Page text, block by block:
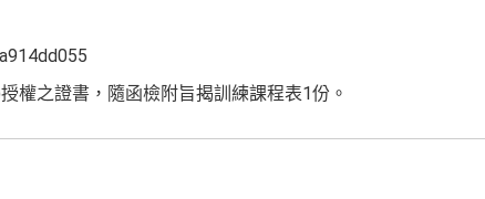
權之證書，隨函檢附旨揭訓練課程表1份。